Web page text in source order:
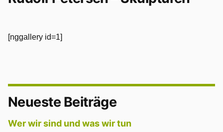
[nggallery id=1]
Neueste Beiträge
Wer wir sind und was wir tun